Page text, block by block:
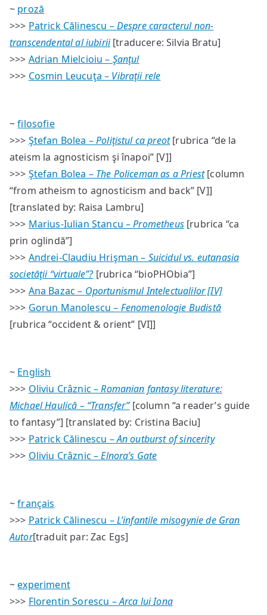
~ proză
>>> Patrick Călinescu –Despre caracterul non-
transcendental al iubirii[traducere: Silvia Bratu]
>>> Adrian Mielcioiu – Şanţul
>>> Cosmin Leucuţa – Vibraţii rele
~filosofie
>>> Ştefan Bolea –Poliţistul ca preot[rubrica “de la
ateism la agnosticism şi înapoi” [V]]
>>> Ştefan Bolea – The Policeman as a Priest[column
“from atheism to agnosticism and back” [V]]
[translated by: Raisa Lambru]
>>> Marius-Iulian Stancu –Prometheus[rubrica “ca
prin oglindă”]
>>> Andrei-Claudiu Hrişman – Suicidul vs. eutanasia
societăţii “virtuale”?[rubrica “bioPHObia”]
>>> Ana Bazac – Oportunismul Intelectualilor [IV]
>>> Gorun Manolescu – Fenomenologie Budistă
[rubrica “occident & orient” [VI]]
~ English
>>> Oliviu Crâznic –Romanian fantasy literature:
Michael Haulică – “Transfer”[column “a reader’s guide
to fantasy”] [translated by: Cristina Baciu]
>>> Patrick Călinescu –An outburst of sincerity
>>> Oliviu Crâznic –Elnora’s Gate
~français
>>> Patrick Călinescu –L’infantile misogynie de Gran
Autor[traduit par: Zac Egs]
~experiment
>>> Florentin Sorescu –Arca lui Iona